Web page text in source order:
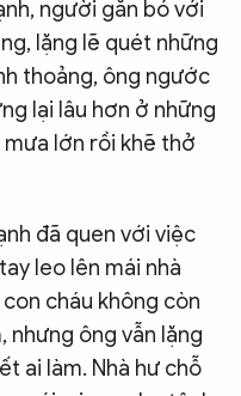
Ảnh
Công an
người gắn bó với
lặng lẽ quét những
thoảng, ông ngước
lại lâu hơn ở những
lớn rồi khẽ thở
đã quen với việc
leo lên mái nhà
cháu không còn
nhưng ông vẫn lặng
ai làm. Nhà hư chỗ